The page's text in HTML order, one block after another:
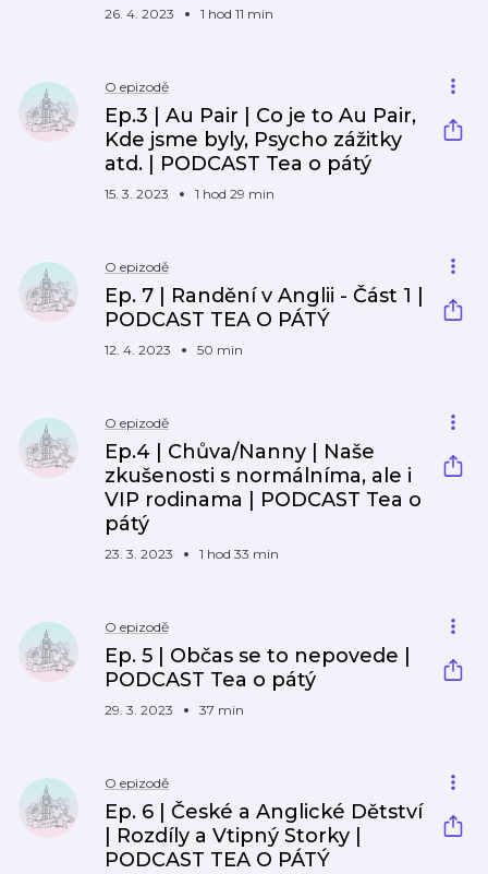
26. 4. 2023 1 hod 11 min
O epizodě
Ep.3 | Au Pair | Co je to Au Pair,
Kde jsme byly, Psycho zážitky
atd. | PODCAST Tea o pátý
15. 3. 2023 1 hod 29 min
O epizodě
Ep. 7 | Randění v Anglii - Část 1 |
PODCAST TEA O PÁTÝ
12. 4. 2023 50 min
O epizodě
Ep.4 | Chůva/Nanny | Naše
zkušenosti s normálníma, ale i
VIP rodinama | PODCAST Tea o
pátý
23. 3. 2023 1 hod 33 min
O epizodě
Ep. 5 | Občas se to nepovede |
PODCAST Tea o pátý
29. 3. 2023 37 min
O epizodě
Ep. 6 | České a Anglické Dětství
| Rozdíly a Vtipný Storky |
PODCAST TEA O PÁTÝ